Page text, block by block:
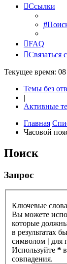
Ссылки
FAQ
Связаться с
Текущее время:
Темы без
|
Активные
Главная
Часовой
Поиск
Запрос
Ключевые
Вы можете
которые
в результатах
символом | для
Используйте *
совпадения.